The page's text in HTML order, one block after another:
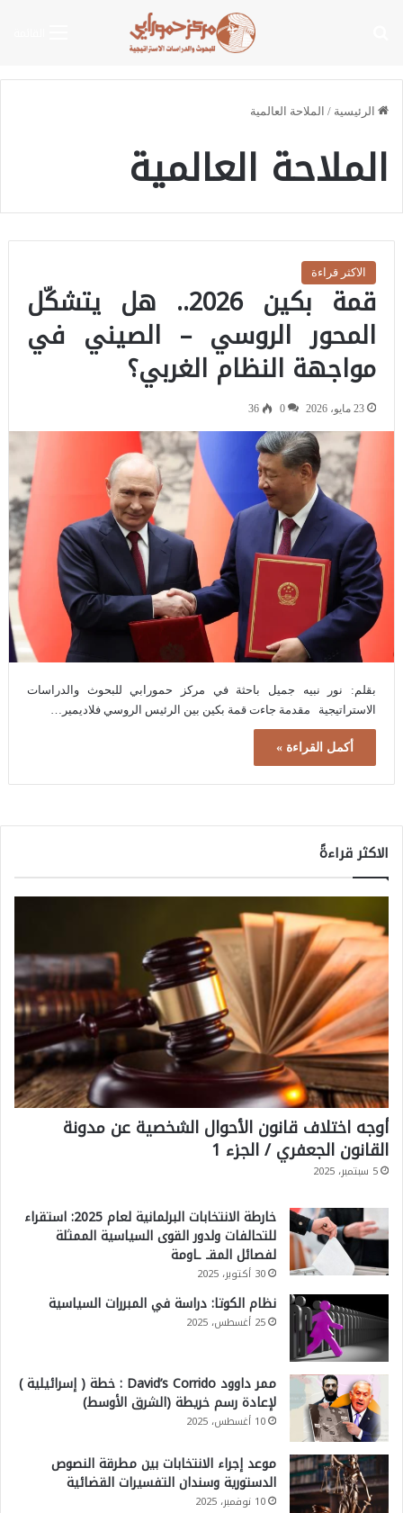
الرئيسية / الملاحة العالمية
الملاحة العالمية
الاكثر قراءة
قمة بكين 2026.. هل يتشكّل
المحور الروسي – الصيني في
مواجهة النظام الغربي؟
23 مايو، 2026 0
36
بقلم: نور نبيه جميل باحثة في مركز حمورابي للبحوث والدراسات
الاستراتيجية مقدمة جاءت قمة بكين بين الرئيس الروسي فلاديمير…
أكمل القراءة »
الاكثر قراءةً
أوجه اختلاف قانون الأحوال الشخصية عن مدونة
القانون الجعفري / الجزء 1
5 سبتمبر، 2025
خارطة الانتخابات البرلمانية لعام 2025: استقراء
للتحالفات ولدور القوى السياسية الممثلة
لفصائل المقـ ـاومة
30 أكتوبر، 2025
نظام الكوتا: دراسة في المبررات السياسية
25 أغسطس، 2025
ممر داوود David’s Corrido : خطة ( إسرائيلية )
لإعادة رسم خريطة (الشرق الأوسط)
10 أغسطس، 2025
موعد إجراء الانتخابات بين مطرقة النصوص
الدستورية وسندان التفسيرات القضائية
10 نوفمبر، 2025